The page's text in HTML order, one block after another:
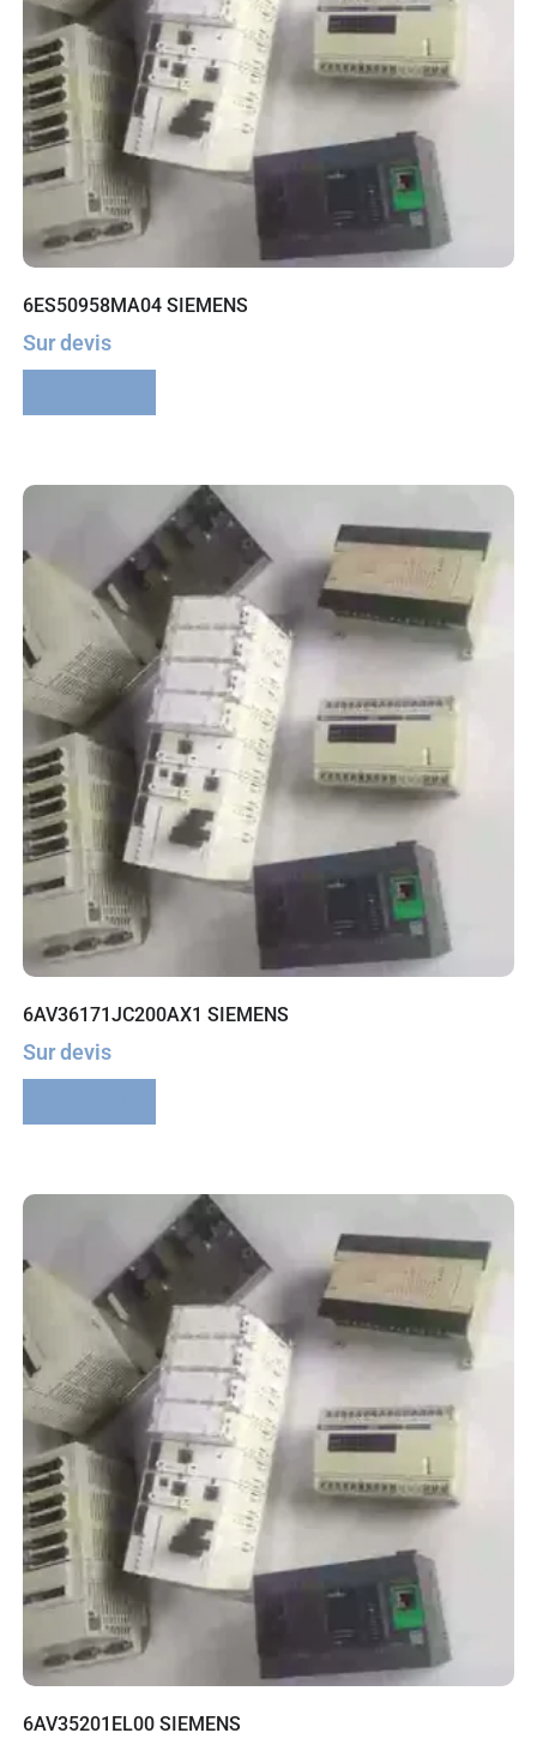
6ES50958MA04 SIEMENS
Sur devis
6AV36171JC200AX1 SIEMENS
Sur devis
6AV35201EL00 SIEMENS